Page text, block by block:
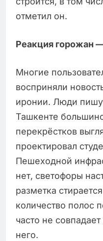
отметил он.
Реакция горожан
Многие
восприняли
иронии. Люди
Ташкенте
перекрёстков
проектировал
Пешеходной
нет, светофоры
разметка
количество полос
часто не
него.